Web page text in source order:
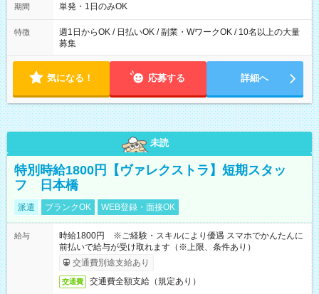
期間 単発・1日のみOK
特徴
週1日からOK / 日払いOK / 副業・WワークOK / 10名以上の大量
募集
気になる！ 応募する 詳細へ
未読
特別時給1800円【ヴァレクストラ】短期スタッ
フ 日本橋
派遣 ブランクOK WEB登録・面接OK
給与
時給1800円 ※ご経験・スキルにより優遇 スマホでかんたんに
前払いで給与が受け取れます（※上限、条件あり）
交通費別途支給あり
交通費 交通費全額支給（規定あり）